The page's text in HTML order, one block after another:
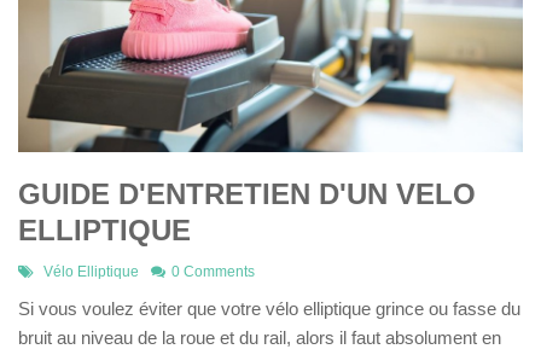
GUIDE D'ENTRETIEN D'UN VELO
ELLIPTIQUE
Vélo Elliptique 0 Comments
Si vous voulez éviter que votre vélo elliptique grince ou fasse du
bruit au niveau de la roue et du rail, alors il faut absolument en